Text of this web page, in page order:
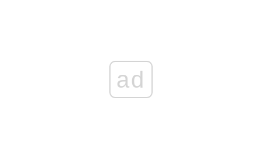
ad